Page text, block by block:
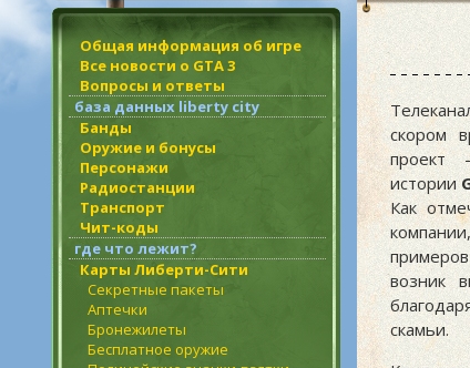
Общая информация об игре
Все новости о GTA 3
Вопросы и ответы
база данных liberty city
Банды
Оружие и бонусы
Персонажи
Радиостанции
Транспорт
Чит-коды
где что лежит?
Карты Либерти-Сити
Секретные пакеты
Аптечки
Бронежилеты
Бесплатное оружие
скором
проект
истории
Как
возник
скамьи.